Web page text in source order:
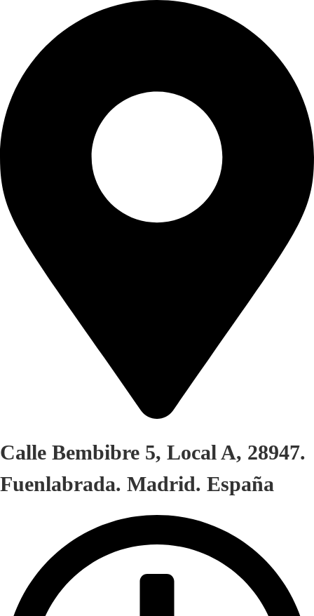
Calle Bembibre 5, Local A, 28947.
Fuenlabrada. Madrid. España